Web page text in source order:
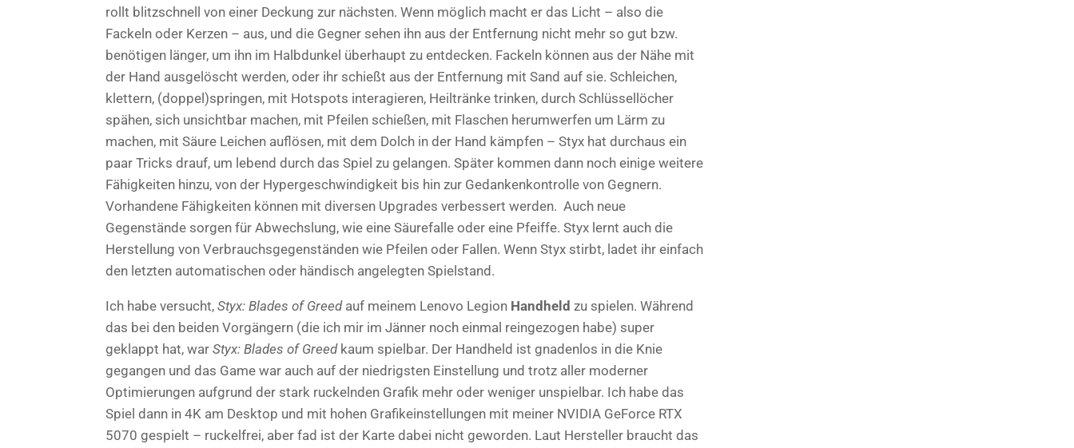
rollt blitzschnell von einer Deckung zur nächsten. Wenn möglich macht er das Licht – also die
Fackeln oder Kerzen – aus, und die Gegner sehen ihn aus der Entfernung nicht mehr so gut bzw.
benötigen länger, um ihn im Halbdunkel überhaupt zu entdecken. Fackeln können aus der Nähe mit
der Hand ausgelöscht werden, oder ihr schießt aus der Entfernung mit Sand auf sie. Schleichen,
klettern, (doppel)springen, mit Hotspots interagieren, Heiltränke trinken, durch Schlüssellöcher
spähen, sich unsichtbar machen, mit Pfeilen schießen, mit Flaschen herumwerfen um Lärm zu
machen, mit Säure Leichen auflösen, mit dem Dolch in der Hand kämpfen – Styx hat durchaus ein
paar Tricks drauf, um lebend durch das Spiel zu gelangen. Später kommen dann noch einige weitere
Fähigkeiten hinzu, von der Hypergeschwindigkeit bis hin zur Gedankenkontrolle von Gegnern.
Vorhandene Fähigkeiten können mit diversen Upgrades verbessert werden. Auch neue
Gegenstände sorgen für Abwechslung, wie eine Säurefalle oder eine Pfeiffe. Styx lernt auch die
Herstellung von Verbrauchsgegenständen wie Pfeilen oder Fallen. Wenn Styx stirbt, ladet ihr einfach
den letzten automatischen oder händisch angelegten Spielstand.
Ich habe versucht, Styx: Blades of Greedauf meinem Lenovo Legion Handheld zu spielen. Während
das bei den beiden Vorgängern (die ich mir im Jänner noch einmal reingezogen habe) super
geklappt hat, war Styx: Blades of Greedkaum spielbar. Der Handheld ist gnadenlos in die Knie
gegangen und das Game war auch auf der niedrigsten Einstellung und trotz aller moderner
Optimierungen aufgrund der stark ruckelnden Grafik mehr oder weniger unspielbar. Ich habe das
Spiel dann in 4K am Desktop und mit hohen Grafikeinstellungen mit meiner NVIDIA GeForce RTX
5070 gespielt – ruckelfrei, aber fad ist der Karte dabei nicht geworden. Laut Hersteller braucht das